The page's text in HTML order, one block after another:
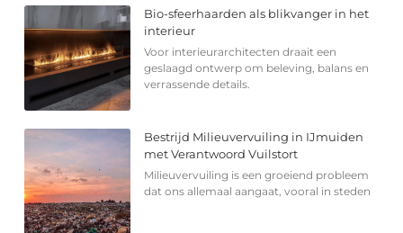
Bio-sfeerhaarden als blikvanger in het
interieur
Voor interieurarchitecten draait een
geslaagd ontwerp om beleving, balans en
verrassende details.
Bestrijd Milieuvervuiling in IJmuiden
met Verantwoord Vuilstort
Milieuvervuiling is een groeiend probleem
dat ons allemaal aangaat, vooral in steden